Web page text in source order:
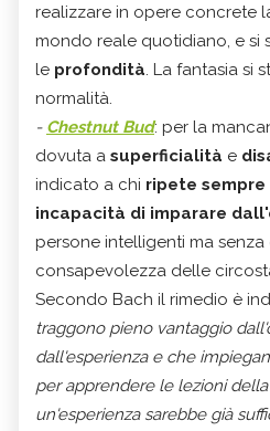
realizzare in opere concrete
mondo reale quotidiano, e si
le profondità. La fantasia si
normalità.
- Chestnut Bud: per la
dovuta a superficialità e
indicato a chi ripete
incapacità di imparare
persone intelligenti ma
consapevolezza delle
Secondo Bach il rimedio è
traggono pieno vantaggio
dall'esperienza e che
per apprendere le lezioni
un'esperienza sarebbe già